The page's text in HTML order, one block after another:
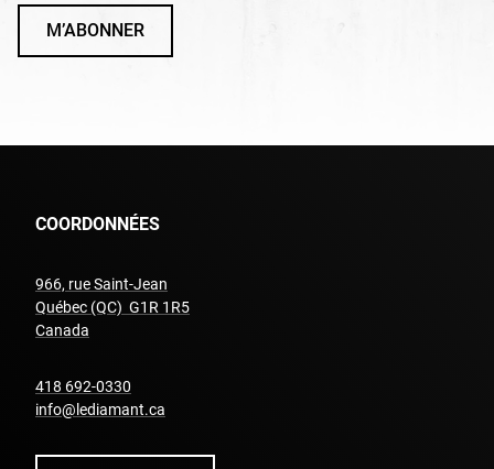
M’ABONNER
COORDONNÉES
966, rue Saint-Jean
Québec (QC) G1R 1R5
Canada
418 692-0330
info@lediamant.ca